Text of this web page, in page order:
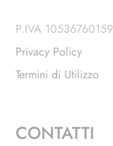
P.IVA 10536760159
Privacy Policy
Termini di Utilizzo
CONTATTI